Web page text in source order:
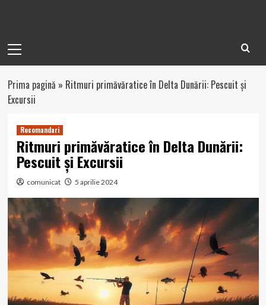
Menu
Prima pagină » Ritmuri primăvăratice în Delta Dunării: Pescuit și
Excursii
Recomandari
Ritmuri primăvăratice în Delta Dunării:
Pescuit și Excursii
comunicat 5 aprilie 2024